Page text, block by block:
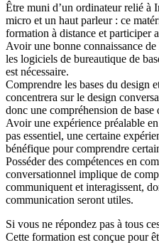
Être muni d’un ordinateur relié à
micro et un haut parleur : ce
formation à distance et participer
Avoir une bonne connaissance
les logiciels de bureautique de
est nécessaire.
Comprendre les bases du design
concentrera sur le design
donc une compréhension de
Avoir une expérience préalable
pas essentiel, une certaine
bénéfique pour comprendre
Posséder des compétences en
conversationnel implique de
communiquent et interagissent,
communication seront utiles.
Si vous ne répondez pas à tous
Cette formation est conçue pour